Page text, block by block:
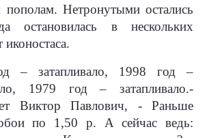
пополам. Нетронутыми остались
остановилась в нескольких
иконостаса.
– затапливало, 1998 год –
1979 год – затапливало.-
Виктор Павлович, - Раньше
по 1,50 р. А сейчас ведь: